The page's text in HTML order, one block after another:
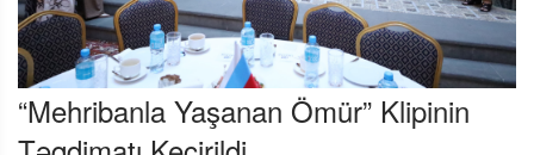
“Mehribanla Yaşanan Ömür” Klipinin
Təqdimatı Keçirildi